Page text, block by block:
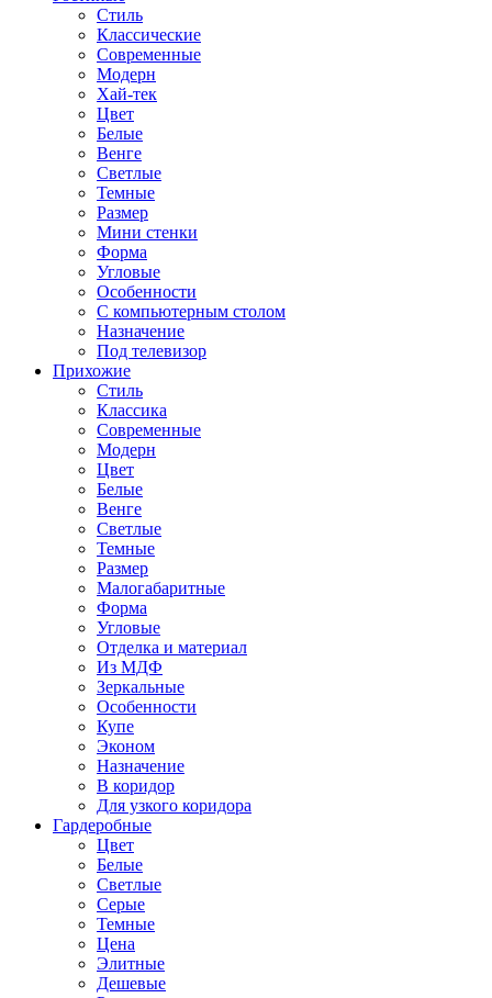
Стиль
Классические
Современные
Модерн
Хай-тек
Цвет
Белые
Венге
Светлые
Темные
Размер
Мини стенки
Форма
Угловые
Особенности
С компьютерным столом
Назначение
Под телевизор
Прихожие
Стиль
Классика
Современные
Модерн
Цвет
Белые
Венге
Светлые
Темные
Размер
Малогабаритные
Форма
Угловые
Отделка и материал
Из МДФ
Зеркальные
Особенности
Купе
Эконом
Назначение
В коридор
Для узкого коридора
Гардеробные
Цвет
Белые
Светлые
Серые
Темные
Цена
Элитные
Дешевые